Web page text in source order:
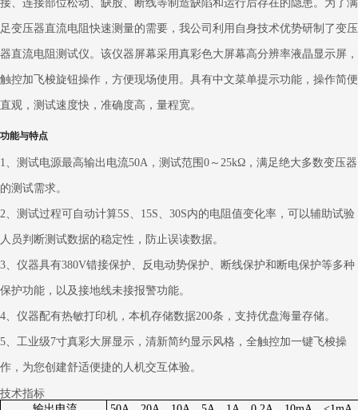
接、连接部位松动、缺股、断线等制造缺陷和运行后存在的隐患。为了满
足变压器直流电阻快速测量的需要，我公司利用自身技术优势研制了变压
器直流电阻测试仪。该仪器屏幕采用真彩色大屏幕高分辨率液晶显示屏，
触控加飞梭旋钮操作，方便现场使用。具有中文菜单提示功能，操作简便
直观，测试速度快，准确度高，量程宽。
功能与特点
1、测试电源最高输出电流50A，测试范围0～25kΩ，满足绝大多数变压器
的测试需求。
2、测试过程可自动计算5S、15S、30S内的电阻值变化率，可以辅助试验
人员判断测试数据的稳定性，防止误读数据。
3、仪器具有380V错接保护、反电动势保护、断线保护和断电保护等多种
保护功能，以及接地线未接报警功能。
4、仪器配有热敏打印机，本机存储数据200条，支持优盘海量存储。
5、工业级7寸真彩大屏显示，清新简约显示风格，全触控加一键飞梭操
作，为您创建舒适便捷的人机交互体验。
技术指标